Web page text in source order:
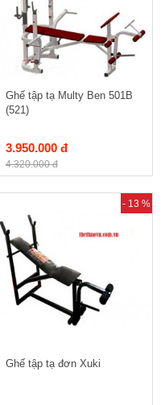
Ghế tập tạ Multy Ben 501B
(521)
3.950.000 đ
4.320.000 đ
- 13 %
Ghế tập tạ đơn Xuki